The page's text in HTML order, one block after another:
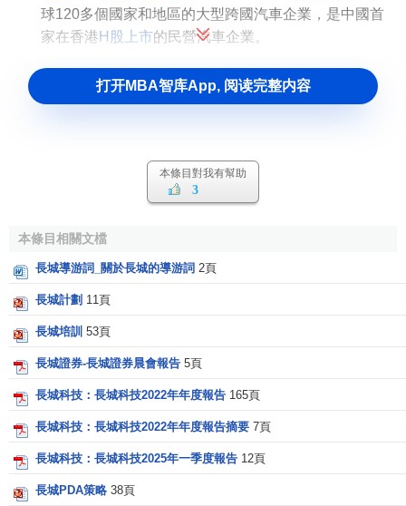
球120多個國家和地區的大型跨國汽車企業，是中國首
家在香港 H股 上市的民營汽車企業。
打开MBA智库App, 阅读完整内容
本條目對我有幫助
3
本條目相關文檔
長城導游詞_關於長城的導游詞 2頁
長城計劃 11頁
長城培訓 53頁
長城證券-長城證券晨會報告 5頁
長城科技：長城科技2022年年度報告 165頁
長城科技：長城科技2022年年度報告摘要 7頁
長城科技：長城科技2025年一季度報告 12頁
長城PDA策略 38頁